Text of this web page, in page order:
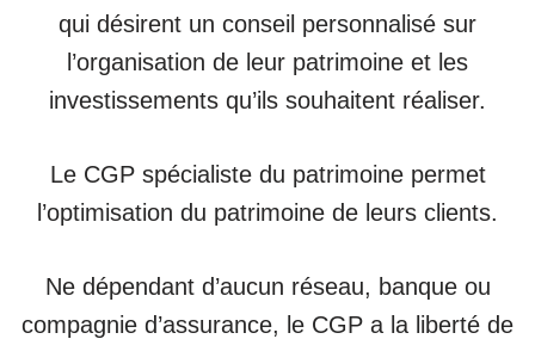
qui désirent un conseil personnalisé sur
l’organisation de leur patrimoine et les
investissements qu’ils souhaitent réaliser.
Le CGP spécialiste du patrimoine permet
l’optimisation du patrimoine de leurs clients.
Ne dépendant d’aucun réseau, banque ou
compagnie d’assurance, le CGP a la liberté de